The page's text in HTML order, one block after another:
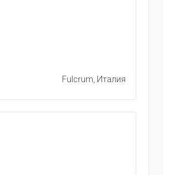
Fulcrum, Италия